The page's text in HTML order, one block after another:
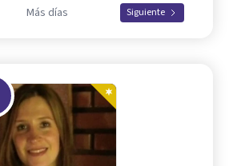
Más días Siguiente